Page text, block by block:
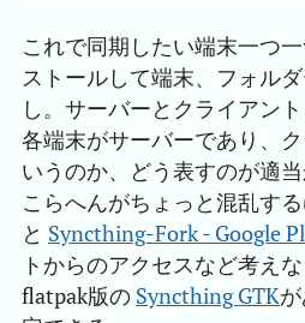
これで同期したい端末一つ
ストールして端末、フォル
し。サーバーとクライアン
各端末がサーバーであり、
いうのか、どう表すのが適
こらへんがちょっと混乱す
と Syncthing-Fork - Google
トからのアクセスなど考えな
flatpak版の Syncthing GTK